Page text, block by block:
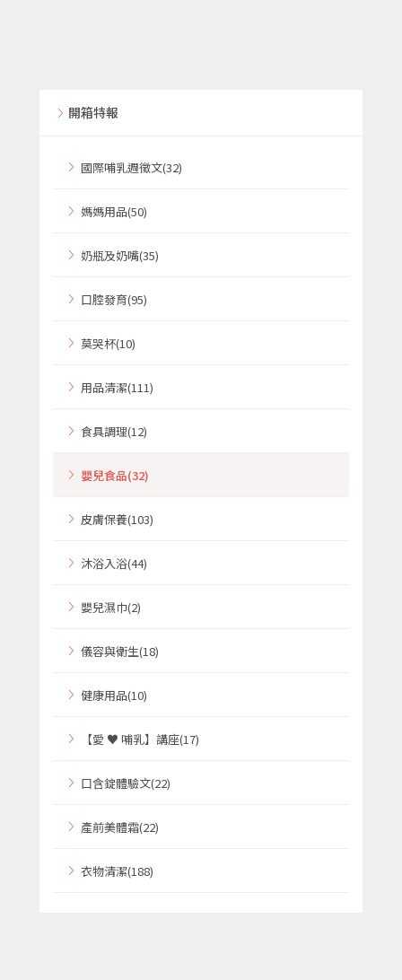
開箱特報
國際哺乳週徵文(32)
媽媽用品(50)
奶瓶及奶嘴(35)
口腔發育(95)
莫哭杯(10)
用品清潔(111)
食具調理(12)
嬰兒食品(32)
皮膚保養(103)
沐浴入浴(44)
嬰兒濕巾(2)
儀容與衛生(18)
健康用品(10)
【愛 ♥ 哺乳】講座(17)
口含錠體驗文(22)
產前美體霜(22)
衣物清潔(188)